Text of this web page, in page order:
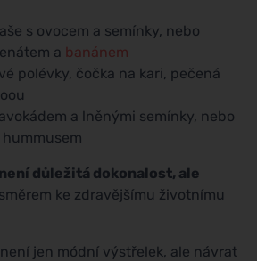
s ovocem a semínky, nebo
a banánem
polévky, čočka na kari, pečená
a lněnými semínky, nebo
není důležitá dokonalost, ale
ke zdravějšímu životnímu
jen módní výstřelek, ale návrat